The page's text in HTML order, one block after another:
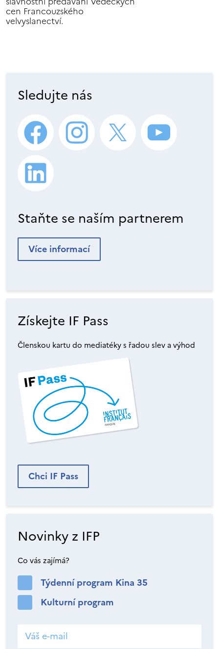
cen Francouzského
velvyslanectví.
Sledujte nás
Staňte se naším partnerem
Více informací
Získejte IF Pass
Členskou kartu do mediatéky s řadou slev a výhod
Chci IF Pass
Novinky z IFP
Co vás zajímá?
Týdenní program Kina 35
Kulturní program